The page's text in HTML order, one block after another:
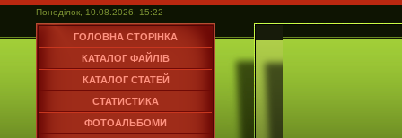
Понеділок, 10.08.2026, 15:22
ГОЛОВНА СТОРІНКА
КАТАЛОГ ФАЙЛІВ
КАТАЛОГ СТАТЕЙ
СТАТИСТИКА
ФОТОАЛЬБОМИ